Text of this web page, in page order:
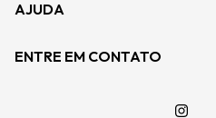
AJUDA
ENTRE EM CONTATO